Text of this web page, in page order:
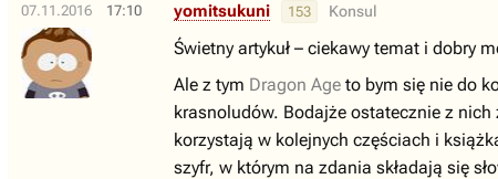
07.11.2016 17:10 yomitsukuni 153 Konsul
Świetny artykuł – ciekawy temat i dobry
Ale z tym Dragon Age to bym się nie do
krasnoludów. Bodajże ostatecznie z
korzystają w kolejnych częściach i
szyfr, w którym na zdania składają się